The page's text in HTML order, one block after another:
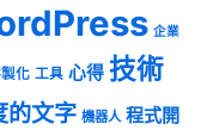
企業
化 工具 心得 技術
的文字 機器人 程式開